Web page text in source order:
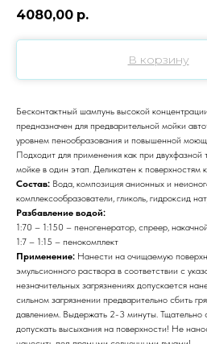
4080,00 р.
В корзину
Бесконтактный шампунь высокой
предназначен для предварительной мойки
уровнем пенообразования и повышенной
Подходит для применения как при двухфазной
мойке в один этап. Деликатен к поверхностям
Состав: Вода, композиция анионных и
комплексообразователи, гликоль, гидроксид
Разбавление водой:
1:70 – 1:150 – пеногенератор, спреер,
1:7 – 1:15 – пенокомплект
Применение: Нанести на очищаемую
эмульсионного раствора в соответствии с
незначительных загрязнениях допускается
сильном загрязнении предварительно сбить
давлением. Выдержать 2-3 минуты.
допускать высыхания на поверхности! Не